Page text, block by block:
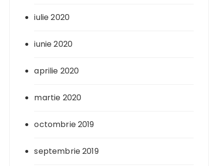
iulie 2020
iunie 2020
aprilie 2020
martie 2020
octombrie 2019
septembrie 2019